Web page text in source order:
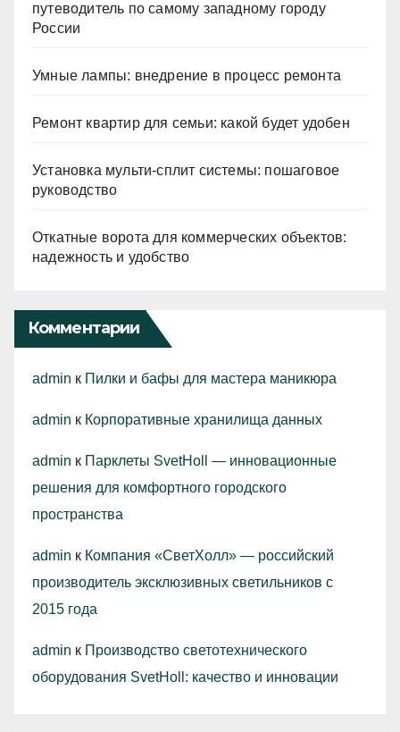
путеводитель по самому западному городу
России
Умные лампы: внедрение в процесс ремонта
Ремонт квартир для семьи: какой будет удобен
Установка мульти-сплит системы: пошаговое
руководство
Откатные ворота для коммерческих объектов:
надежность и удобство
Комментарии
admin к Пилки и бафы для мастера маникюра
admin к Корпоративные хранилища данных
admin к Парклеты SvetHoll — инновационные
решения для комфортного городского
пространства
admin к Компания «СветХолл» — российский
производитель эксклюзивных светильников с
2015 года
admin к Производство светотехнического
оборудования SvetHoll: качество и инновации